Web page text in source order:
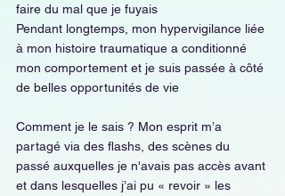
faire du mal que je fuyais
Pendant longtemps, mon hypervigilance liée
à mon histoire traumatique a conditionné
mon comportement et je suis passée à côté
de belles opportunités de vie
Comment je le sais ? Mon esprit m’a
partagé via des flashs, des scènes du
passé auxquelles je n'avais pas accès avant
et dans lesquelles j’ai pu « revoir » les